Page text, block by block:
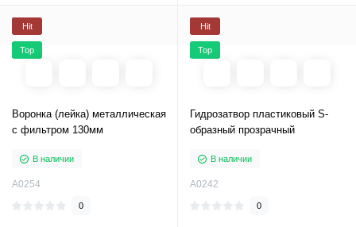
Hit
Top
Воронка (лейка) металлическая
с фильтром 130мм
В наличии
A0254
0
Hit
Top
Гидрозатвор пластиковый S-
образный прозрачный
В наличии
A0242
0